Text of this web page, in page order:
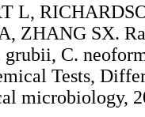
L,
ZHANG SX.
grubii, C.
Tests,